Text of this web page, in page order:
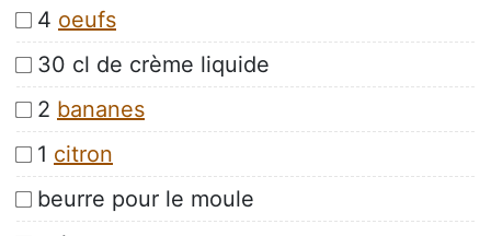
4 oeufs
30 cl de crème liquide
2 bananes
1 citron
beurre pour le moule